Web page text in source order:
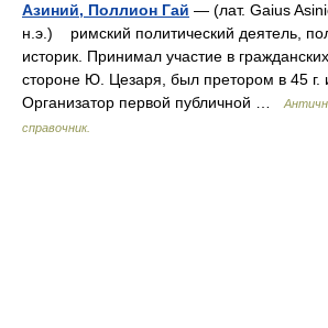
Азиний, Поллион Гай — (лат. Gaius
н.э.) римский политический деятель,
историк. Принимал участие в
стороне Ю. Цезаря, был претором в 45 г.
Организатор первой публичной …
справочник.